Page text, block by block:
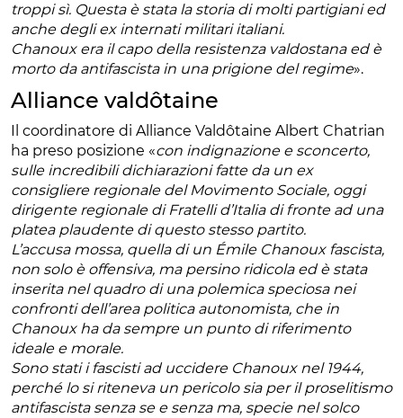
troppi sì. Questa è stata la storia di molti partigiani ed
anche degli ex internati militari italiani.
Chanoux era il capo della resistenza valdostana ed è
morto da antifascista in una prigione del regime».
Alliance valdôtaine
Il coordinatore di Alliance Valdôtaine Albert Chatrian
ha preso posizione «con indignazione e sconcerto,
sulle incredibili dichiarazioni fatte da un ex
consigliere regionale del Movimento Sociale, oggi
dirigente regionale di Fratelli d’Italia di fronte ad una
platea plaudente di questo stesso partito.
L’accusa mossa, quella di un Émile Chanoux fascista,
non solo è offensiva, ma persino ridicola ed è stata
inserita nel quadro di una polemica speciosa nei
confronti dell’area politica autonomista, che in
Chanoux ha da sempre un punto di riferimento
ideale e morale.
Sono stati i fascisti ad uccidere Chanoux nel 1944,
perché lo si riteneva un pericolo sia per il proselitismo
antifascista senza se e senza ma, specie nel solco